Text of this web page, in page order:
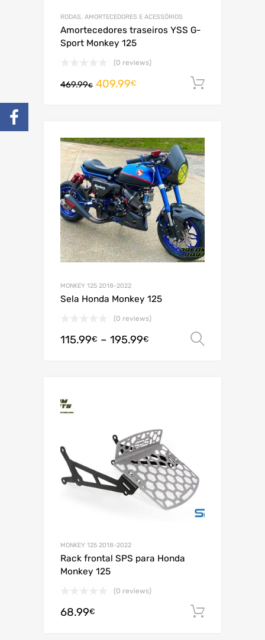
RODAS, AMORTECEDORES E ACESSÓRIOS
Amortecedores traseiros YSS G-
Sport Monkey 125
(0 reviews)
469.99€ 409.99€
MONKEY 125 2018-2022
Sela Honda Monkey 125
(0 reviews)
115.99€ – 195.99€
MONKEY 125 2018-2022
Rack frontal SPS para Honda
Monkey 125
(0 reviews)
68.99€